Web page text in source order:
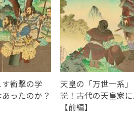
衝撃の学
ったのか？
天皇の「万世一系
説！古代の天皇家
【前編】